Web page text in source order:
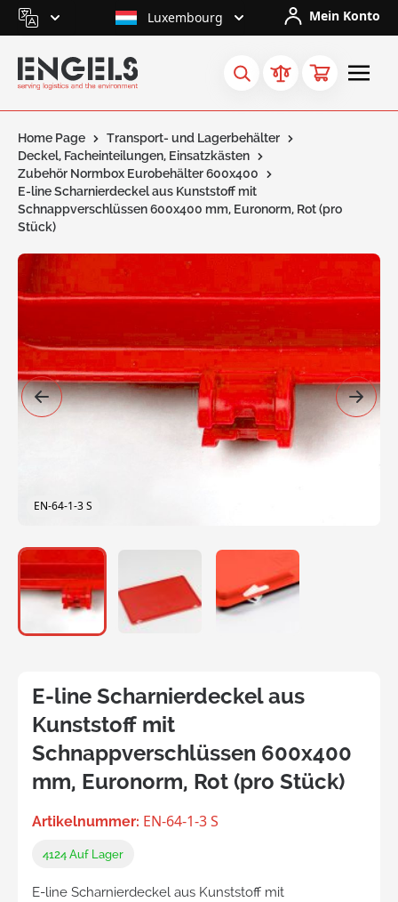
Skip to Content Luxembourg Mein Konto
Home Page
Transport- und Lagerbehälter
Deckel, Facheinteilungen, Einsatzkästen
Zubehör Normbox Eurobehälter 600x400
E-line Scharnierdeckel aus Kunststoff mit
Schnappverschlüssen 600x400 mm, Euronorm, Rot (pro
Stück)
EN-64-1-3 S
E-line Scharnierdeckel aus
Kunststoff mit
Schnappverschlüssen 600x400
mm, Euronorm, Rot (pro Stück)
Artikelnummer: EN-64-1-3 S
4124 Auf Lager
E-line Scharnierdeckel aus Kunststoff mit